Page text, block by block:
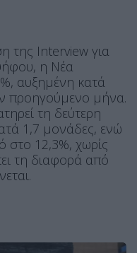
της Interview για
η Νέα
αυξημένη κατά
προηγούμενο μήνα.
τη δεύτερη
1,7 μονάδες, ενώ
στο 12,3%, χωρίς
τη διαφορά από